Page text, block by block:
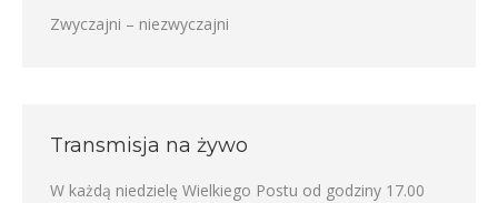
Zwyczajni – niezwyczajni
Transmisja na żywo
W każdą niedzielę Wielkiego Postu od godziny 17.00